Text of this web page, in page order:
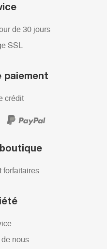
de 30 jours
SSL
paiement
crédit
forfaitaires
nous